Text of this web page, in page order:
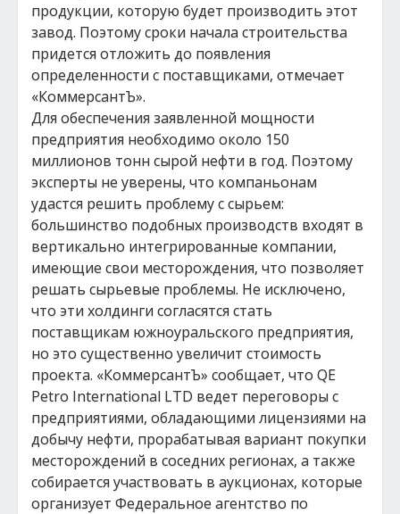
продукции, которую будет производить этот
завод. Поэтому сроки начала строительства
придется отложить до появления
определенности с поставщиками, отмечает
«КоммерсантЪ».
Для обеспечения заявленной мощности
предприятия необходимо около 150
миллионов тонн сырой нефти в год. Поэтому
эксперты не уверены, что компаньонам
удастся решить проблему с сырьем:
большинство подобных производств входят в
вертикально интегрированные компании,
имеющие свои месторождения, что позволяет
решать сырьевые проблемы. Не исключено,
что эти холдинги согласятся стать
поставщикам южноуральского предприятия,
но это существенно увеличит стоимость
проекта. «КоммерсантЪ» сообщает, что QE
Petro International LTD ведет переговоры с
предприятиями, обладающими лицензиями на
добычу нефти, прорабатывая вариант покупки
месторождений в соседних регионах, а также
собирается участвовать в аукционах, которые
организует Федеральное агентство по